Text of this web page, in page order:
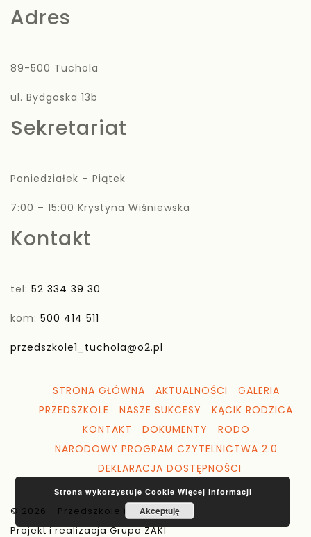
Adres
89-500 Tuchola
ul. Bydgoska 13b
Sekretariat
Poniedziałek – Piątek
7:00 – 15:00 Krystyna Wiśniewska
Kontakt
tel: 52 334 39 30
kom: 500 414 511
przedszkole1_tuchola@o2.pl
STRONA GŁÓWNA AKTUALNOŚCI
GALERIA
PRZEDSZKOLE
NASZE SUKCESY
KĄCIK RODZICA
KONTAKT
DOKUMENTY
RODO
NARODOWY PROGRAM CZYTELNICTWA 2.0
DEKLARACJA DOSTĘPNOŚCI
© 2026 - Przedszkole nr 1 Tuchola
Projekt i realizacja Grupa ZAKI
Strona wykorzystuje Cookie Więcej informacji
Akceptuję